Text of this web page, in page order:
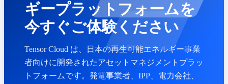
ギープラットフォームを
今すぐご体験ください
Tensor Cloud は、日本の再生可能エネルギー事業
者向けに開発されたアセットマネジメントプラッ
トフォームです。発電事業者、IPP、電力会社、